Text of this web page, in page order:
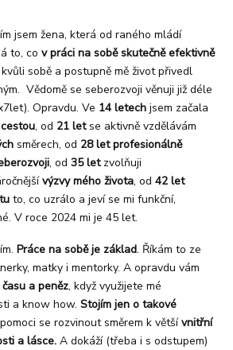
jsem žena, která od raného mládí
to, co v práci na sobě skutečně efektivně
sobě a postupně mě život přivedl
Vědomě se seberozvoji věnuji již déle
Opravdu. Ve 14 letech jsem začala
, od 21 letse aktivně vzdělávám
směrech, od 28 let profesionálně
, od 35 letzvolňuji
výzvy mého života, od42 let
to, co uzrálo a jeví se mi funkční,
V roce 2024 mi je 45 let.
Práce na sobě je základ. Říkám to ze
matky i mentorky. A opravdu vám
a peněz, když využijete mé
a know how.Stojím jen o takové
se rozvinout směrem k většívnitřní
a lásce. A dokáží (třeba i s odstupem)